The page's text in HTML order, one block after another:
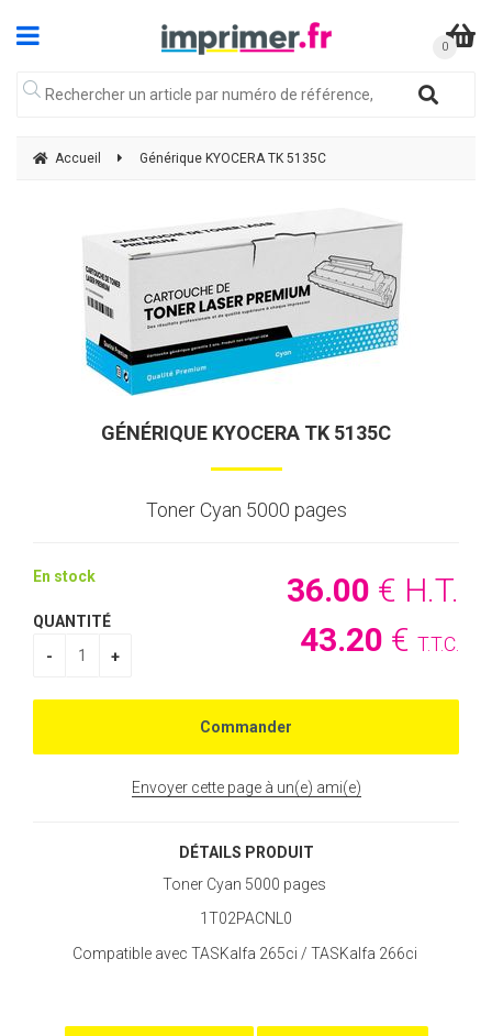
Accueil Générique KYOCERA TK 5135C
GÉNÉRIQUE KYOCERA TK 5135C
Toner Cyan 5000 pages
36.00 € H.T.
43.20 € T.T.C.
En stock
QUANTITÉ
Envoyer cette page à un(e) ami(e)
DÉTAILS PRODUIT
Toner Cyan 5000 pages
1T02PACNL0
Compatible avec TASKalfa 265ci / TASKalfa 266ci